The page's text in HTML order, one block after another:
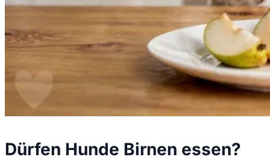
Dürfen Hunde Birnen essen?